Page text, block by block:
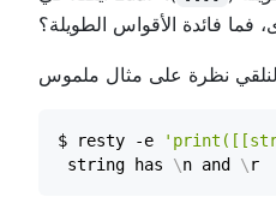
فما فائدة الأقواس الطويلة؟
$ resty -e
string has \n and \